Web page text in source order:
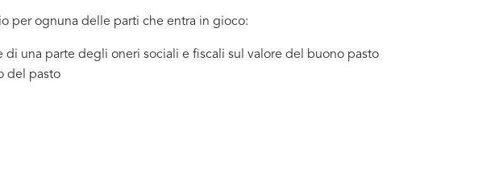
per ognuna delle parti che entra in gioco:
una parte degli oneri sociali e fiscali sul valore del buono pasto
del pasto